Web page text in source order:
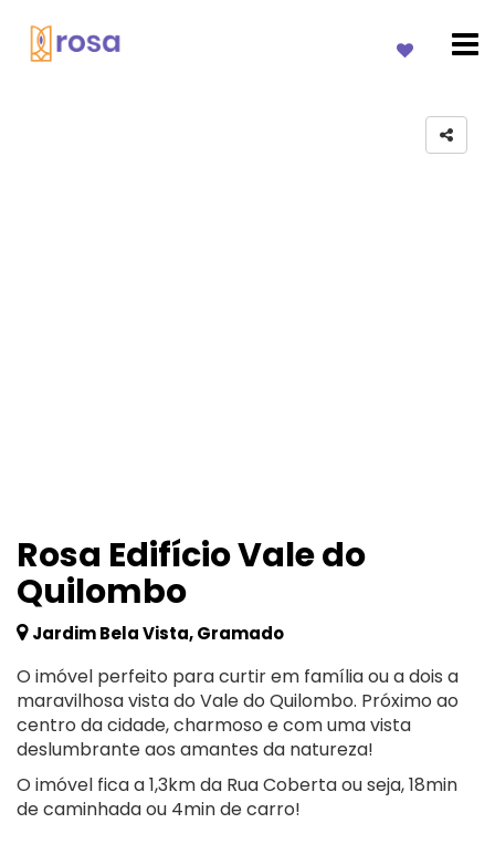
Rosa Edifício Vale do
Quilombo
Jardim Bela Vista, Gramado
O imóvel perfeito para curtir em família ou a dois a
maravilhosa vista do Vale do Quilombo. Próximo ao
centro da cidade, charmoso e com uma vista
deslumbrante aos amantes da natureza!
O imóvel fica a 1,3km da Rua Coberta ou seja, 18min
de caminhada ou 4min de carro!